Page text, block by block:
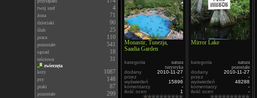
twoj szef 4
żona 71
dzieciaki 90
ślub 25
praca 110
pozostałe 541
sąsiad 18
teściowa 31
zwierzęta
koty
1087
psy 148
ptaki 87
pozostałe 299
Monastir, Tunezja,
Saadia Garden
kategoria
natura
turystyka
dodany
2010-11-27
przez
-
wyświetleń
15896
komentarzy
-
ilość ocen
1
Mirror Lake
kategoria
natura
pozostałe
dodany
2010-11-27
przez
-
wyświetleń
48288
komentarzy
-
ilość ocen
-